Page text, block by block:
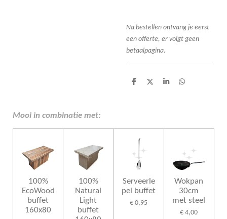
Na bestellen ontvang je eerst
een offerte, er volgt geen
betaalpagina.
D
D
S
D
Mooi in combinatie met:
100%
EcoWood
buffet
160x80
100%
Natural
Light
buffet
Serveerle
pel buffet
€ 0,95
Wokpan
30cm
met steel
€ 4,00